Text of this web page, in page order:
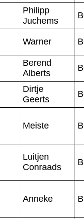
Philipp
Juchems
Warner
Berend
Alberts
Dirtje
Geerts
Meiste
Luitjen
Conraads
Anneke